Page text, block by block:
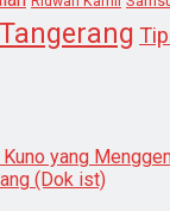
Tangerang